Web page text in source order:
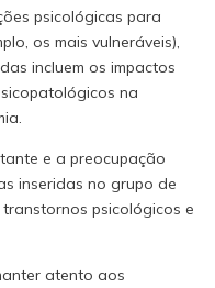
psicológicas para
os mais vulneráveis),
incluem os impactos
na
e a preocupação
inseridas no grupo de
psicológicos e
atento aos